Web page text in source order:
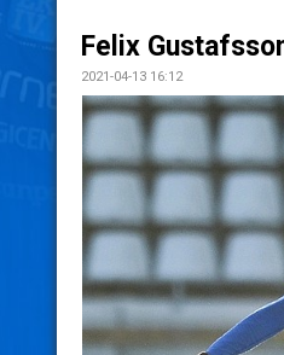
Felix
2021-04-13 16:12